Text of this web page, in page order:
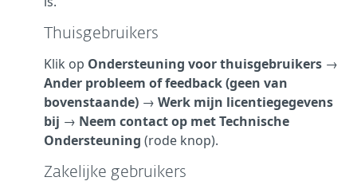
Thuisgebruikers
Klik op Ondersteuning voor thuisgebruikers →
Ander probleem of feedback (geen van
bovenstaande) → Werk mijn licentiegegevens
bij → Neem contact op met Technische
Ondersteuning (rode knop).
Zakelijke gebruikers